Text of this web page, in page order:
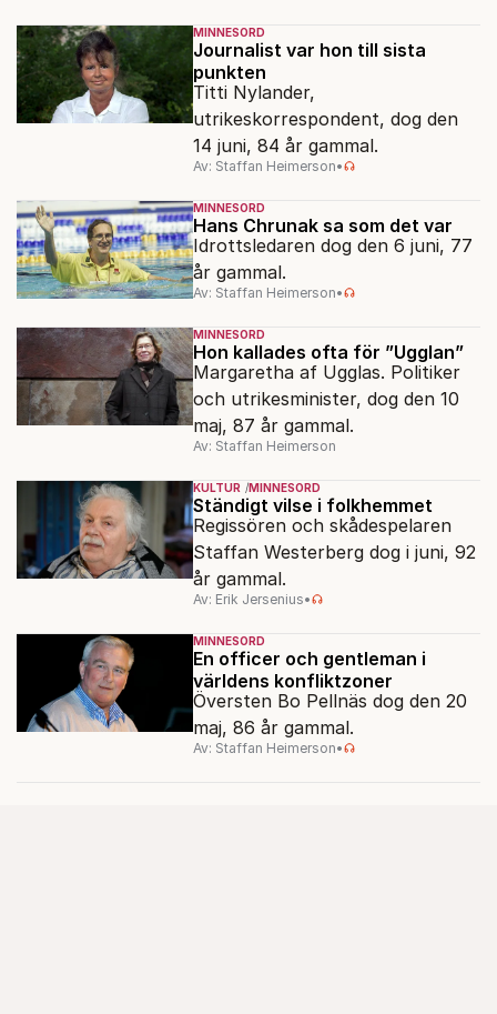
MINNESORD
Journalist var hon till sista
punkten
Titti Nylander,
utrikeskorrespondent, dog den
14 juni, 84 år gammal.
Av: Staffan Heimerson•
MINNESORD
Hans Chrunak sa som det var
Idrottsledaren dog den 6 juni, 77
år gammal.
Av: Staffan Heimerson•
MINNESORD
Hon kallades ofta för ”Ugglan”
Margaretha af Ugglas. Politiker
och utrikesminister, dog den 10
maj, 87 år gammal.
Av: Staffan Heimerson
KULTUR MINNESORD
Ständigt vilse i folkhemmet
Regissören och skådespelaren
Staffan Westerberg dog i juni, 92
år gammal.
Av: Erik Jersenius•
MINNESORD
En officer och gentleman i
världens konfliktzoner
Översten Bo Pellnäs dog den 20
maj, 86 år gammal.
Av: Staffan Heimerson•